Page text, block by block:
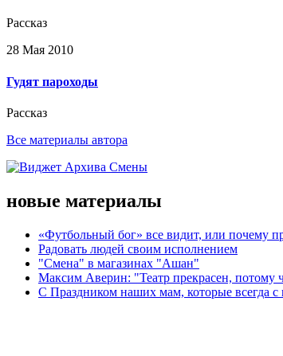
Рассказ
28 Мая 2010
Гудят пароходы
Рассказ
Все материалы автора
новые материалы
«Футбольный бог» все видит, или почему
Радовать людей своим исполнением
"Смена" в магазинах "Ашан"
Максим Аверин: "Театр прекрасен, потому
С Праздником наших мам, которые всегда с